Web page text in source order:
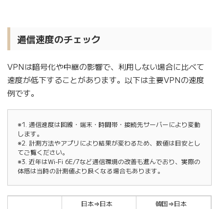
通信速度のチェック
VPNは暗号化や中継の影響で、利用しない場合に比べて
速度が低下することがあります。以下は主要VPNの速度
例です。
※1. 通信速度は回線・端末・時間帯・接続先サーバーにより変動
します。
※2. 計測方法やアプリにより結果が変わるため、数値は目安とし
てご覧ください。
※3. 近年はWi-Fi 6E/7など通信環境の改善も進んでおり、実際の
体感は当時の計測値より良くなる場合もあります。
日本⇒日本
韓国⇒日本